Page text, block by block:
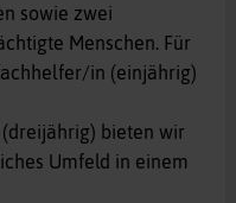
sowie zwei
Menschen. Für
in (einjährig)
bieten wir
Umfeld in einem